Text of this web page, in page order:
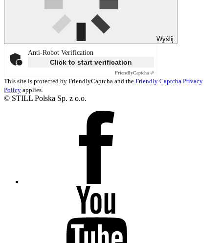
Wyślij
Anti-Robot Verification
Click to start verification
FriendlyCaptcha ⇗
This site is protected by FriendlyCaptcha and the Friendly Captcha Privacy
Policy applies.
© STILL Polska Sp. z o.o.